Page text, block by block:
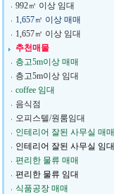
992㎡ 이상 임대
1,657㎡ 이상 매매
1,657㎡ 이상 임대
추천매물
층고5m이상 매매
층고5m이상 임대
coffee 임대
음식점
오피스텔/원룸임대
인테리어 잘된 사무실 매매
인테리어 잘된 사무실 임대
편리한 물류 매매
편리한 물류 임대
식품공장 매매